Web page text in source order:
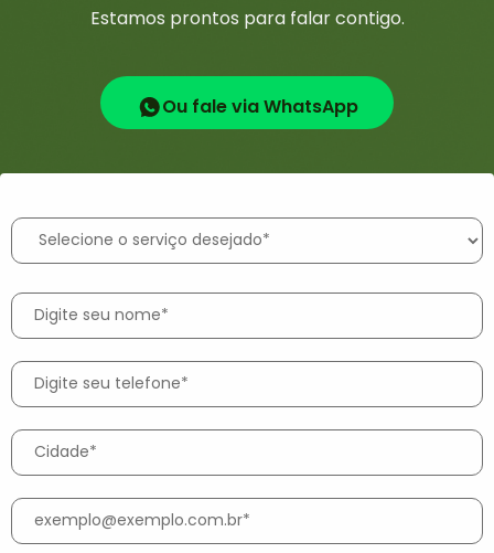
Estamos prontos para falar contigo.
Ou fale via WhatsApp